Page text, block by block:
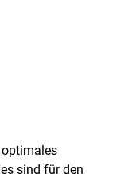
im
optimales
sind für den